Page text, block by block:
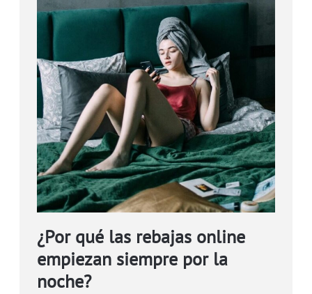
¿Por qué las rebajas online
empiezan siempre por la
noche?